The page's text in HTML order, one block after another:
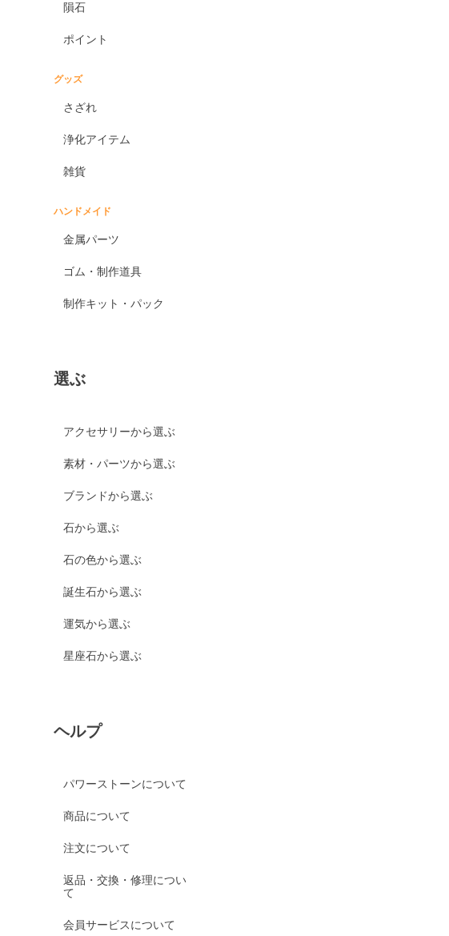
隕石
ポイント
グッズ
さざれ
浄化アイテム
雑貨
ハンドメイド
金属パーツ
ゴム・制作道具
制作キット・パック
選ぶ
アクセサリーから選ぶ
素材・パーツから選ぶ
ブランドから選ぶ
石から選ぶ
石の色から選ぶ
誕生石から選ぶ
運気から選ぶ
星座石から選ぶ
ヘルプ
パワーストーンについて
商品について
注文について
返品・交換・修理につい
て
会員サービスについて